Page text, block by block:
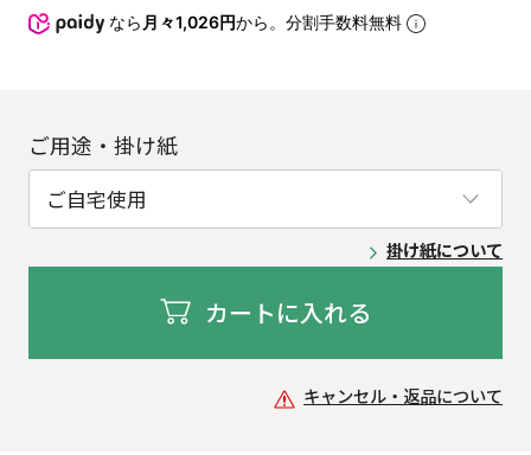
なら 月々1,026円から。分割手数料無料
ご用途・掛け紙
掛け紙について
カートに入れる
キャンセル・返品について